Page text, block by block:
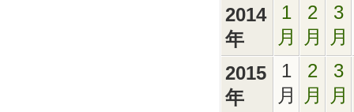
2014
年
1
月
2
月
3
月
2015
年
1
月
2
月
3
月